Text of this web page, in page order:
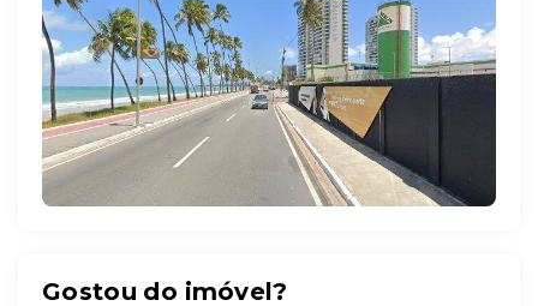
Leaflet
Gostou do imóvel?